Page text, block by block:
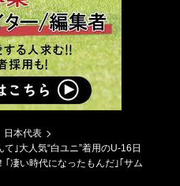
日本代表
｣大人気“白ユニ”着用のU-16日
凄い時代になったもんだ｣｢サム